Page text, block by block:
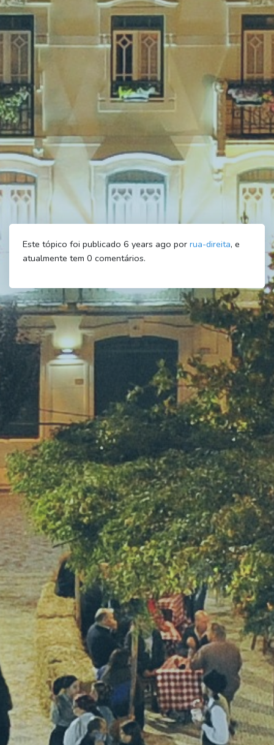
Este tópico foi publicado 6 years ago por rua-direita, e
atualmente tem 0 comentários.